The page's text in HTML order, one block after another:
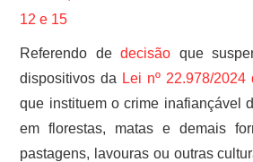
12 e 15
Referendo dedecisão que
dispositivos da Lei nº 22.978/
que instituem o crime inafiançável
em florestas, matas e demais
pastagens, lavouras ou outras